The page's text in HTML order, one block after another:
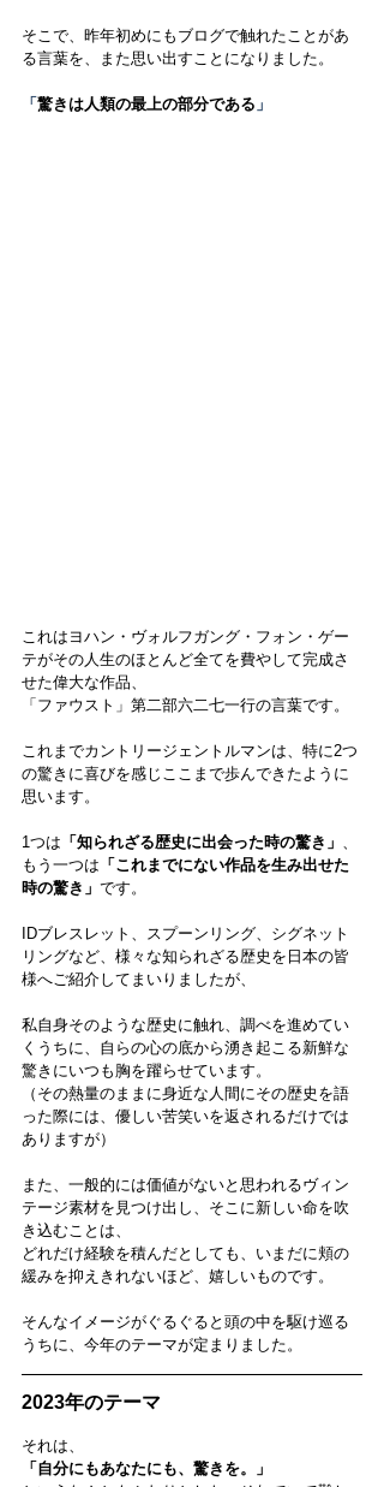
そこで、昨年初めにもブログで触れたことがあ
る言葉を、また思い出すことになりました。
「驚きは人類の最上の部分である 」
これはヨハン・ヴォルフガング・フォン・ゲー
テがその人生のほとんど全てを費やして完成さ
せた偉大な作品、
「ファウスト」第二部六二七一行の言葉です。
これまでカントリージェントルマンは、特に2つ
の驚きに喜びを感じここまで歩んできたように
思います。
1つは 「知られざる歴史に出会った時の驚き」 、
もう一つは 「これまでにない作品を生み出せた
時の驚き」 です。
IDブレスレット、スプーンリング、シグネット
リングなど、様々な知られざる歴史を日本の皆
様へご紹介してまいりましたが、
私自身そのような歴史に触れ、調べを進めてい
くうちに、自らの心の底から湧き起こる新鮮な
驚きにいつも胸を躍らせています。
（その熱量のままに身近な人間にその歴史を語
った際には、優しい苦笑いを返されるだけでは
ありますが）
また、一般的には価値がないと思われるヴィン
テージ素材を見つけ出し、そこに新しい命を吹
き込むことは、
どれだけ経験を積んだとしても、いまだに頬の
緩みを抑えきれないほど、嬉しいものです。
そんなイメージがぐるぐると頭の中を駆け巡る
うちに、今年のテーマが定まりました。
2023年のテーマ
それは、
「自分にもあなたにも、驚きを。」